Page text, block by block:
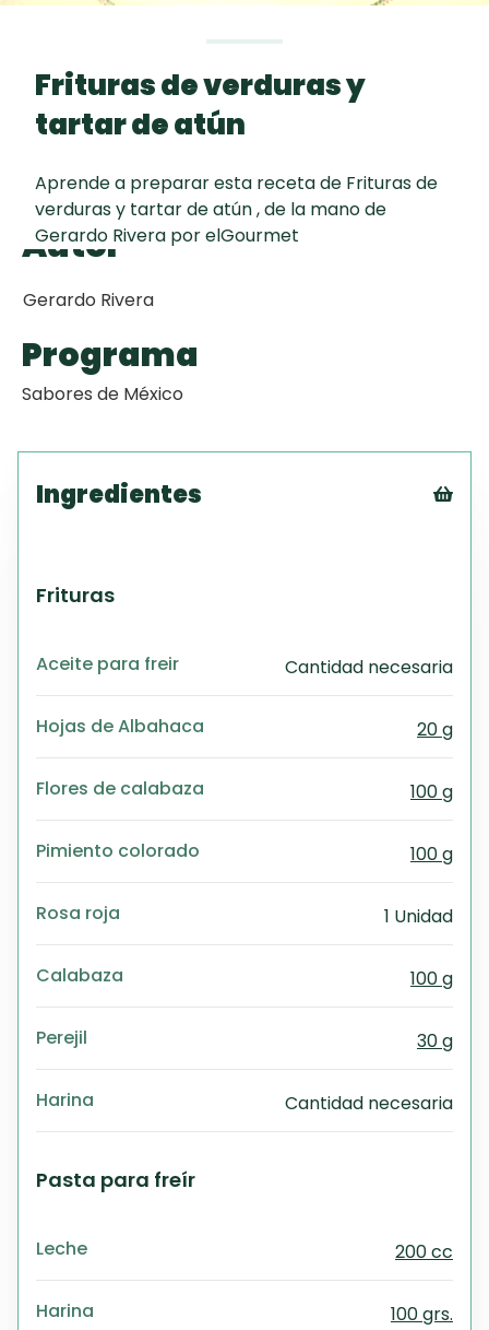
Chispas de
Chocolate
Red Velvet
Frituras de verduras y
tartar de atún
Aprende a preparar esta receta de Frituras de
verduras y tartar de atún , de la mano de
Gerardo Rivera por elGourmet
Autor
Gerardo Rivera
Programa
Sabores de México
Ingredientes
Frituras
Aceite para freir Cantidad necesaria
Hojas de Albahaca 20 g
Flores de calabaza 100 g
Pimiento colorado 100 g
Rosa roja 1 Unidad
Calabaza 100 g
Perejil 30 g
Harina Cantidad necesaria
Pasta para freír
Leche 200 cc
Harina 100 grs.